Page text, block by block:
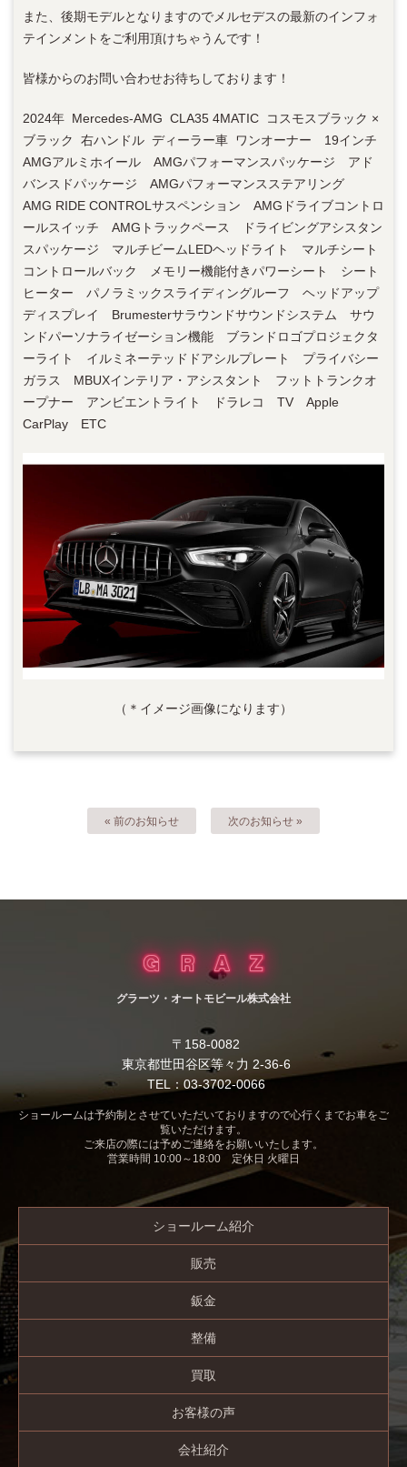
また、後期モデルとなりますのでメルセデスの最新のインフォ
テインメントをご利用頂けちゃうんです！
皆様からのお問い合わせお待ちしております！
2024年 Mercedes-AMG CLA35 4MATIC コスモスブラック ×
ブラック 右ハンドル ディーラー車 ワンオーナー 19インチ
AMGアルミホイール AMGパフォーマンスパッケージ アド
バンスドパッケージ AMGパフォーマンスステアリング
AMG RIDE CONTROLサスペンション AMGドライブコントロ
ールスイッチ AMGトラックペース ドライビングアシスタン
スパッケージ マルチビームLEDヘッドライト マルチシート
コントロールバック メモリー機能付きパワーシート シート
ヒーター パノラミックスライディングルーフ ヘッドアップ
ディスプレイ Brumesterサラウンドサウンドシステム サウ
ンドパーソナライゼーション機能 ブランドロゴプロジェクタ
ーライト イルミネーテッドドアシルプレート プライバシー
ガラス MBUXインテリア・アシスタント フットトランクオ
ープナー アンビエントライト ドラレコ TV Apple
CarPlay ETC
（＊イメージ画像になります）
« 前のお知らせ 次のお知らせ »
グラーツ・オートモビール株式会社
〒158-0082
東京都世田谷区等々力 2-36-6
TEL：03-3702-0066
ショールームは予約制とさせていただいておりますので心行くまでお車をご
覧いただけます。
ご来店の際には予めご連絡をお願いいたします。
営業時間 10:00～18:00 定休日 火曜日
ショールーム紹介
販売
鈑金
整備
買取
お客様の声
会社紹介